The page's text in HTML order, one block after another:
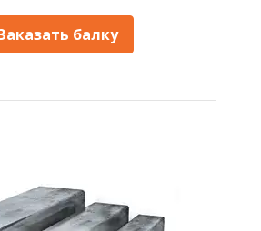
балку